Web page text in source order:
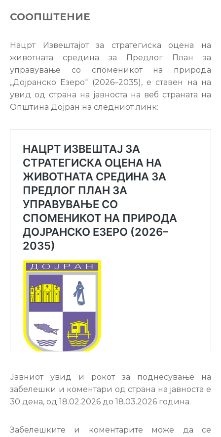
СООПШТЕНИЕ
Нацрт Извештајот за стратегиска оцена на
животната средина за Предлог План за
управување со споменикот на природа
„Дојранско Езеро“ (2026–2035), е ставен на на
увид од страна на јавноста на веб страната на
Општина Дојран на следниот линк:
Јавниот увид и рокот за поднесување на
забелешки и коментари од страна на јавноста е
30 дена, од 18.02.2026 до 18.03.2026 година.
Забелешките и коментарите може да се